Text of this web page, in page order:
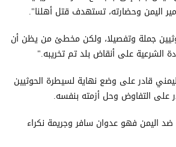
اليمن وحضارته، تستهدف قتل أهلنا".
جملة وتفصيلا، ولكن مخطئ من يظن أن
الشرعية على أنقاض بلد تم تخريبه."
قادر على وضع نهاية لسيطرة الحوثيين
على التفاوض وحل أزمته بنفسه.
ضد اليمن فهو عدوان سافر وجريمة نكراء